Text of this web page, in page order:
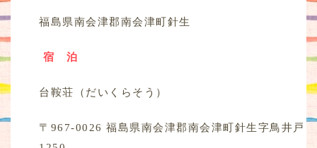
福島県南会津郡南会津町針生
宿 泊
台鞍荘（だいくらそう）
〒967-0026 福島県南会津郡南会津町針生字鳥井戸